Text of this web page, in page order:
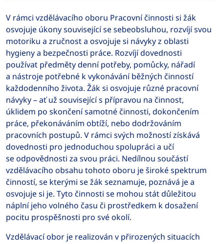
V rámci vzdělávacího oboru Pracovní činnosti si žák
osvojuje úkony související se sebeobsluhou, rozvíjí svou
motoriku a zručnost a osvojuje si návyky z oblasti
hygieny a bezpečnosti práce. Rozvíjí dovednosti
používat předměty denní potřeby, pomůcky, nářadí
a nástroje potřebné k vykonávání běžných činností
každodenního života. Žák si osvojuje různé pracovní
návyky – ať už související s přípravou na činnost,
úklidem po skončení samotné činnosti, dokončením
práce, překonáváním obtíží, nebo dodržováním
pracovních postupů. V rámci svých možností získává
dovednosti pro jednoduchou spolupráci a učí
se odpovědnosti za svou práci. Nedílnou součástí
vzdělávacího obsahu tohoto oboru je široké spektrum
činností, se kterými se žák seznamuje, poznává je a
osvojuje si je. Tyto činnosti se mohou stát důležitou
náplní jeho volného času či prostředkem k dosažení
pocitu prospěšnosti pro své okolí.
Vzdělávací obor je realizován v přirozených situacích